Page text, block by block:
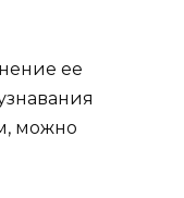
ее
можно